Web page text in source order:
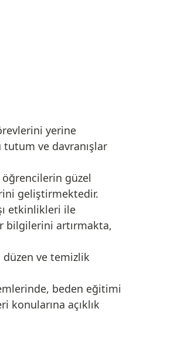
yerine
ve davranışlar
güzel
geliştirmektedir.
etkinlikleri ile
bilgilerini artırmakta,
ve temizlik
beden eğitimi
açıklık